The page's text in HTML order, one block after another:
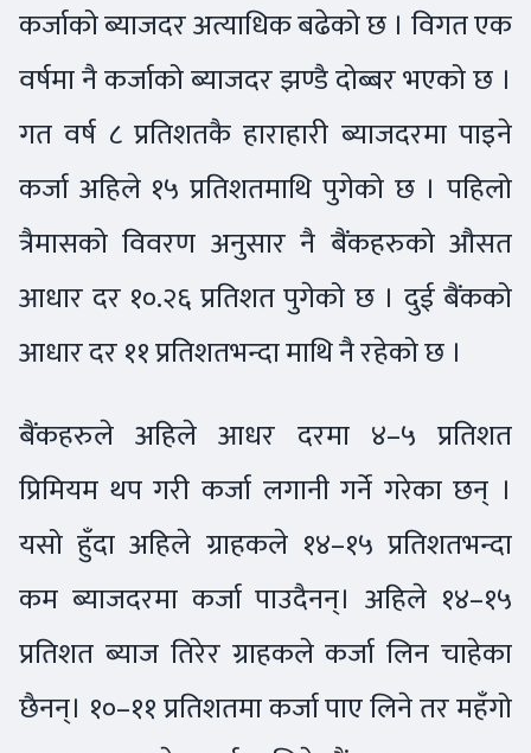
कर्जाको ब्याजदर अत्याधिक बढेको छ । विगत एक
वर्षमा नै कर्जाको ब्याजदर झण्डै दोब्बर भएको छ ।
गत वर्ष ८ प्रतिशतकै हाराहारी ब्याजदरमा पाइने
कर्जा अहिले १५ प्रतिशतमाथि पुगेको छ । पहिलो
त्रैमासको विवरण अनुसार नै बैंकहरुको औसत
आधार दर १०.२६ प्रतिशत पुगेको छ । दुई बैंकको
आधार दर ११ प्रतिशतभन्दा माथि नै रहेको छ ।
बैंकहरुले अहिले आधर दरमा ४–५ प्रतिशत
प्रिमियम थप गरी कर्जा लगानी गर्ने गरेका छन् ।
यसो हुँदा अहिले ग्राहकले १४–१५ प्रतिशतभन्दा
कम ब्याजदरमा कर्जा पाउदैनन्। अहिले १४–१५
प्रतिशत ब्याज तिरेर ग्राहकले कर्जा लिन चाहेका
छैनन्। १०–११ प्रतिशतमा कर्जा पाए लिने तर महँगो